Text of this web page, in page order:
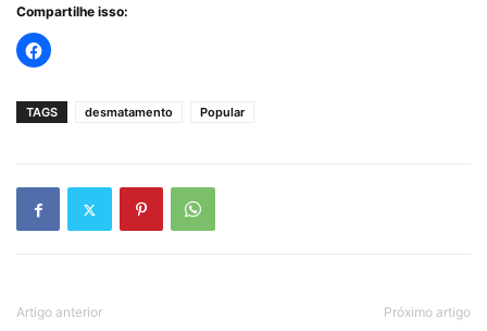
Compartilhe isso:
TAGS desmatamento Popular
Artigo anterior Próximo artigo